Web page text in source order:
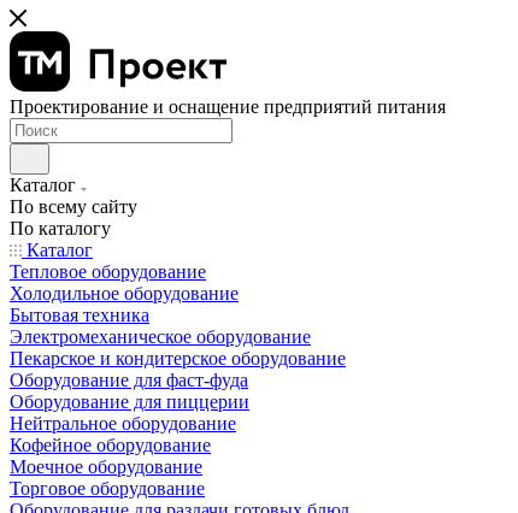
Проектирование и оснащение предприятий питания
Каталог
По всему сайту
По каталогу
Каталог
Тепловое оборудование
Холодильное оборудование
Бытовая техника
Электромеханическое оборудование
Пекарское и кондитерское оборудование
Оборудование для фаст-фуда
Оборудование для пиццерии
Нейтральное оборудование
Кофейное оборудование
Моечное оборудование
Торговое оборудование